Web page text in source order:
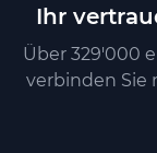
Ihr
Über 329'000
verbinden Sie